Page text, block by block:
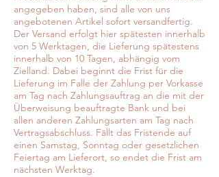
angegeben haben, sind alle von uns
angebotenen Artikel sofort versandfertig.
Der Versand erfolgt hier spätesten innerhalb
von 5 Werktagen, die Lieferung spätestens
innerhalb von 10 Tagen, abhängig vom
Zielland. Dabei beginnt die Frist für die
Lieferung im Falle der Zahlung per Vorkasse
am Tag nach Zahlungsauftrag an die mit der
Überweisung beauftragte Bank und bei
allen anderen Zahlungsarten am Tag nach
Vertragsabschluss. Fällt das Fristende auf
einen Samstag, Sonntag oder gesetzlichen
Feiertag am Lieferort, so endet die Frist am
nächsten Werktag.